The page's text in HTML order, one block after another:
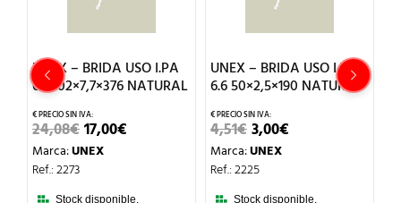
UNEX – BRIDA USO I.PA
6.6 102×7,7×376 NATURAL
24,08€EL
PRECIO
ORIGINAL
17,00€
Marca:UNEX
Ref.: 2273
Stock disponible.
UNEX – BRIDA USO I.PA
6.6 50×2,5×190 NATURAL
4,51€EL
PRECIO
ORIGINAL
ERA:
3,00€
Marca:UNEX
Ref.: 2225
Stock disponible.